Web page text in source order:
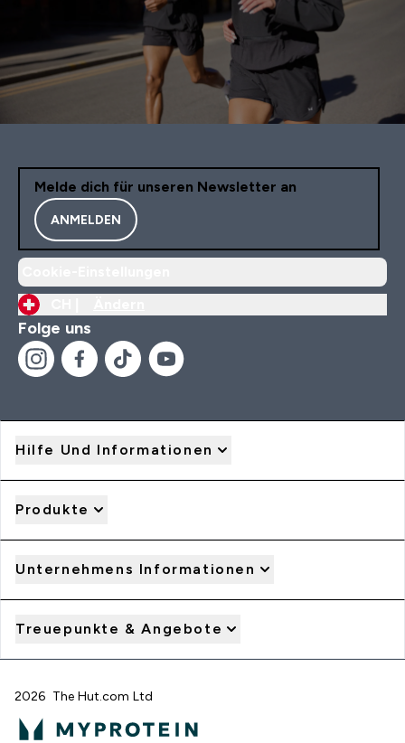
Melde dich für unseren Newsletter an
ANMELDEN
Folge uns
Hilfe Und Informationen
Produkte
Unternehmens Informationen
Treuepunkte & Angebote
2026 The Hut.com Ltd